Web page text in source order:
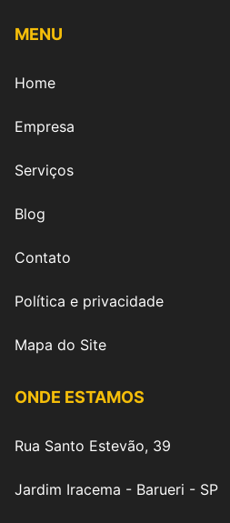
MENU
Home
Empresa
Serviços
Blog
Contato
Política e privacidade
Mapa do Site
ONDE ESTAMOS
Rua Santo Estevão, 39
Jardim Iracema - Barueri - SP